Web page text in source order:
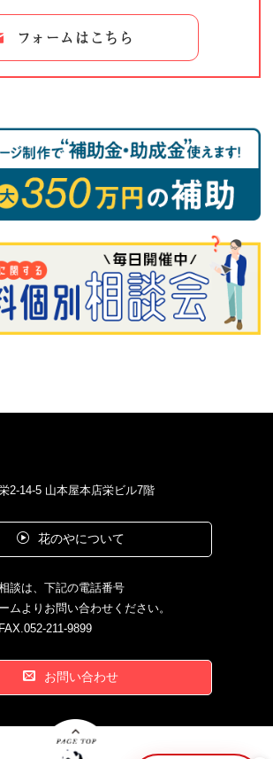
フォームはこちら
2-14-5 山本屋本店栄ビル7階
花のやについて
談は、下記の電話番号
ムよりお問い合わせください。
211-9899
お問い合わせ